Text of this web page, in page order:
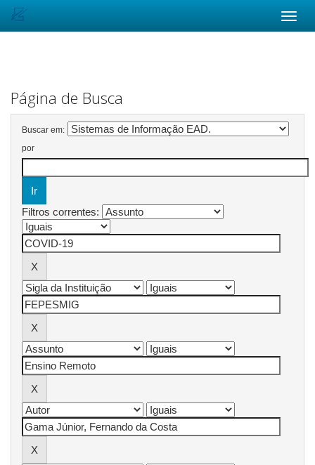
Página de Busca
Buscar em:
por
Filtros correntes: